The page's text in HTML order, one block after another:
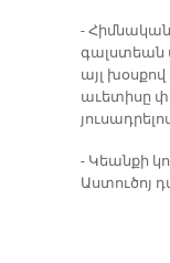
-
գալստեան
այլ
աւետիսը
- Կեանքի
Աստուծոյ